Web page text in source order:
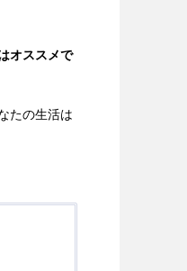
オススメで
たの生活は